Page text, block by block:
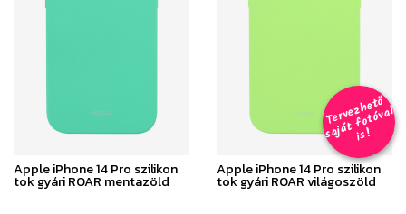
Apple iPhone 14 Pro szilikon
tok gyári ROAR mentazöld
T
er
v
e
z
h
e
t
ő
s
aj
á
t
f
o
t
ó
v
al
i
s
!
Apple iPhone 14 Pro szilikon
tok gyári ROAR világoszöld